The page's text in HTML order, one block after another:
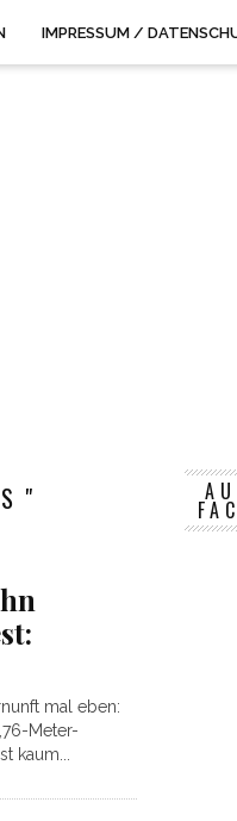
IMPRESSUM /
mal eben:
Meter-
kaum...